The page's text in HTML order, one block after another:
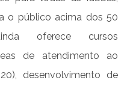
o público acima dos 50
oferece cursos
de atendimento ao
desenvolvimento de